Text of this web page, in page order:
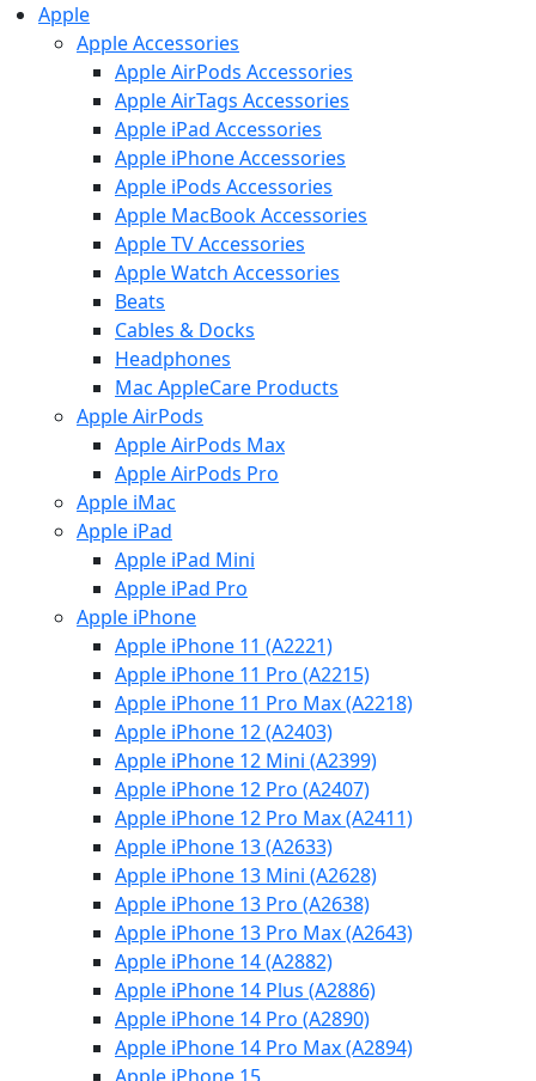
Apple
Apple Accessories
Apple AirPods Accessories
Apple AirTags Accessories
Apple iPad Accessories
Apple iPhone Accessories
Apple iPods Accessories
Apple MacBook Accessories
Apple TV Accessories
Apple Watch Accessories
Beats
Cables & Docks
Headphones
Mac AppleCare Products
Apple AirPods
Apple AirPods Max
Apple AirPods Pro
Apple iMac
Apple iPad
Apple iPad Mini
Apple iPad Pro
Apple iPhone
Apple iPhone 11 (A2221)
Apple iPhone 11 Pro (A2215)
Apple iPhone 11 Pro Max (A2218)
Apple iPhone 12 (A2403)
Apple iPhone 12 Mini (A2399)
Apple iPhone 12 Pro (A2407)
Apple iPhone 12 Pro Max (A2411)
Apple iPhone 13 (A2633)
Apple iPhone 13 Mini (A2628)
Apple iPhone 13 Pro (A2638)
Apple iPhone 13 Pro Max (A2643)
Apple iPhone 14 (A2882)
Apple iPhone 14 Plus (A2886)
Apple iPhone 14 Pro (A2890)
Apple iPhone 14 Pro Max (A2894)